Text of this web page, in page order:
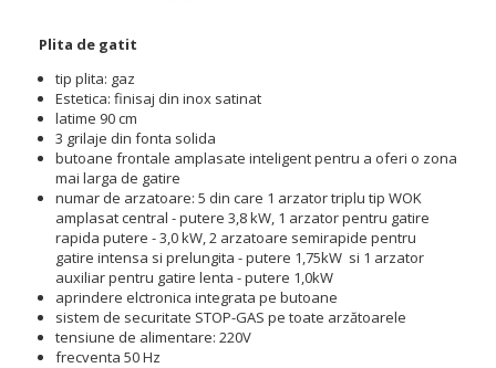
Plita de gatit
tip plita: gaz
Estetica: finisaj din inox satinat
latime 90 cm
3 grilaje din fonta solida
butoane frontale amplasate inteligent pentru a oferi o zona
mai larga de gatire
numar de arzatoare: 5 din care 1 arzator triplu tip WOK
amplasat central - putere 3,8 kW, 1 arzator pentru gatire
rapida putere - 3,0 kW, 2 arzatoare semirapide pentru
gatire intensa si prelungita - putere 1,75kW si 1 arzator
auxiliar pentru gatire lenta - putere 1,0kW
aprindere elctronica integrata pe butoane
sistem de securitate STOP-GAS pe toate arzătoarele
tensiune de alimentare: 220V
frecventa 50 Hz